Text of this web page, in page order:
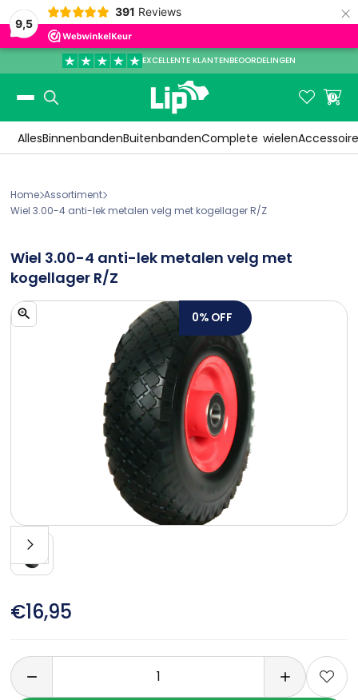
9,5
391 Reviews ×
EXCELLENTE KLANTENBEOORDELINGEN
Slide 3 of 3.
 
0
AllesBinnenbandenBuitenbandenComplete wielen
HomeAssortiment
Wiel 3.00-4 anti-lek metalen velg met kogellager R/Z
Wiel 3.00-4 anti-lek metalen velg met
kogellager R/Z
0% OFF
€16,95
